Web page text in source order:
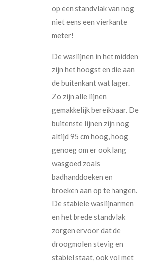
op een standvlak van nog
niet eens een vierkante
meter!
De waslijnen in het midden
zijn het hoogst en die aan
de buitenkant wat lager.
Zo zijn alle lijnen
gemakkelijk bereikbaar. De
buitenste lijnen zijn nog
altijd 95 cm hoog, hoog
genoeg om er ook lang
wasgoed zoals
badhanddoeken en
broeken aan op te hangen.
De stabiele waslijnarmen
en het brede standvlak
zorgen ervoor dat de
droogmolen stevig en
stabiel staat, ook vol met